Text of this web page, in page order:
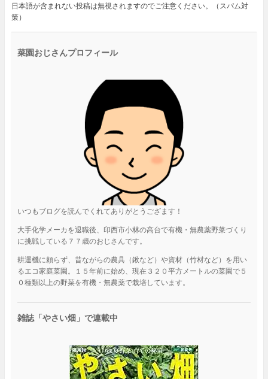
日本語が含まれない投稿は無視されますのでご注意ください。（スパム対
策）
菜園おじさんプロフィール
いつもブログを読んでくれてありがとうござます！
大手化学メーカを退職後、印西市小林の高台で有機・無農薬野菜づくり
に挑戦している７７歳のおじさんです。
耕運機に頼らず、昔ながらの農具（鍬など）や資材（竹材など）を用い
るエコ家庭菜園。１５年前に始め、現在３２０平方メートルの菜園で５
０種類以上の野菜を有機・無農薬で栽培しています。
雑誌「やさい畑」で連載中